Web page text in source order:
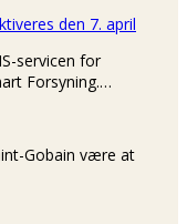
den 7. april
servicen for
Forsyning.…
Gobain være at